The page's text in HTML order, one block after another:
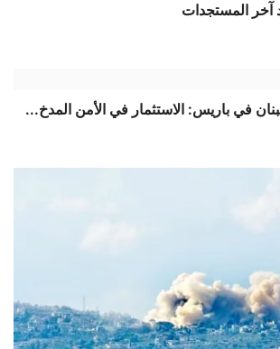
المستجدات
في باريس: الاستثمار في الأمن المدخ...